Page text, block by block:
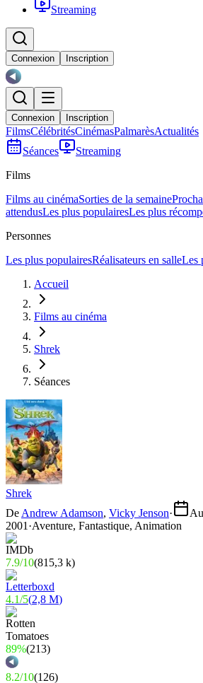
Streaming
Connexion Inscription
Connexion Inscription
FilmsCélébritésCinémasPalmarèsActualités
Séances
Streaming
Films
Films au cinémaSorties de la semaine
attendusLes plus populairesLes plus
Personnes
Les plus populairesRéalisateurs en salleLes
Accueil
Films au cinéma
Shrek
Séances
Shrek
De Andrew Adamson, Vicky Jenson·
2001 ·Aventure, Fantastique, Animation
7.9/10(815,3 k)
4.1/5(2,8 M)
89%(213)
8.2/10(126)